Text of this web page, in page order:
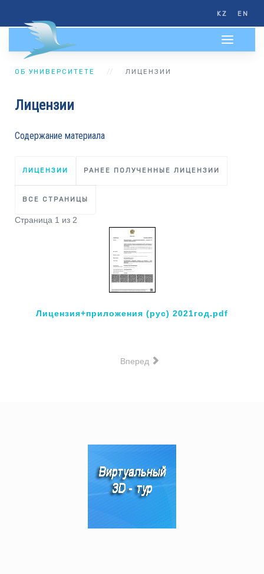
KZ EN
ОБ УНИВЕРСИТЕТЕ ЛИЦЕНЗИИ
Лицензии
Содержание материала
ЛИЦЕНЗИИ РАНЕЕ ПОЛУЧЕННЫЕ ЛИЦЕНЗИИ
ВСЕ СТРАНИЦЫ
Страница 1 из 2
Лицензия+приложения (рус) 2021год.pdf
Вперед